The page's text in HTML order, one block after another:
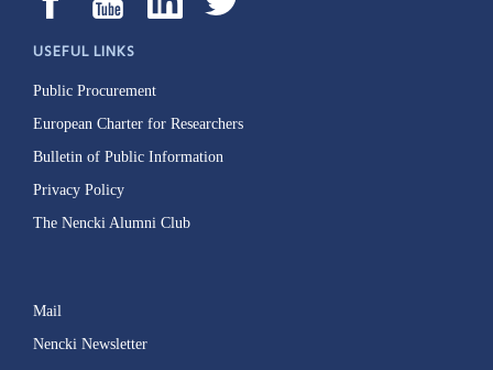
USEFUL LINKS
Public Procurement
European Charter for Researchers
Bulletin of Public Information
Privacy Policy
The Nencki Alumni Club
Mail
Nencki Newsletter